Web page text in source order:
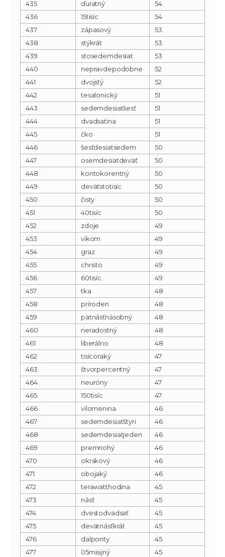
435 ďuratný
54
436
15tisíc
54
437
zápasový
53
438
stýkrát
53
439
stosedemdesiat
53
440
nepravdepodobne
52
441
dvojstý
52
442
tesalonický
51
443
sedemdesiatšesť
51
444
dvadsatina
51
445
čko
51
446
šesťdesiatsedem
50
447
osemdesiatdeväť
50
448
kontokorentný
50
449
deväťstotisíc
50
450
čisty
50
451
40tisíc
50
452
zdoje
49
453
vikom
49
454
graz
49
455
christo
49
456
60tisíc
49
457
tka
48
458
príroden
48
459
pätnásťnásobný
48
460
neradostný
48
461
liberálno
48
462
tisícoraký
47
463
štvorpercentný
47
464
neuróny
47
465
150tisíc
47
466
vilomenina
46
467
sedemdesiatštyri
46
468
sedemdesiatjeden
46
469
premnohý
46
470
okrskový
46
471
obojaký
46
472
terawatthodina
45
473
násť
45
474
dvestodvadsať
45
475
devätnásťkrát
45
476
dalponty
45
477
05misijný
45